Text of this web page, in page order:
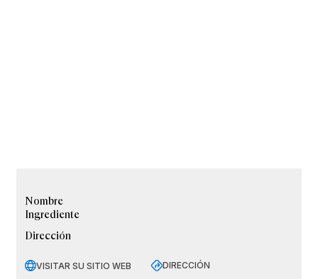
Nombre
Ingrediente
Dirección
VISITAR SU SITIO WEB DIRECCIÓN